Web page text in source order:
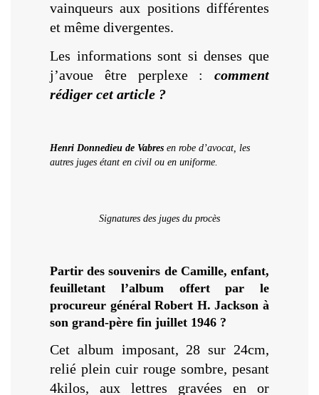
vainqueurs aux positions différentes
et même divergentes.
Les informations sont si denses que
j’avoue être perplexe : comment
rédiger cet article ?
Henri Donnedieu de Vabres en robe d’avocat, les
autres juges étant en civil ou en uniforme.
Signatures des juges du procès
Partir des souvenirs de Camille, enfant,
feuilletant l’album offert par le
procureur général Robert H. Jackson à
son grand-père fin juillet 1946 ?
Cet album imposant, 28 sur 24cm,
relié plein cuir rouge sombre, pesant
4kilos, aux lettres gravées en or